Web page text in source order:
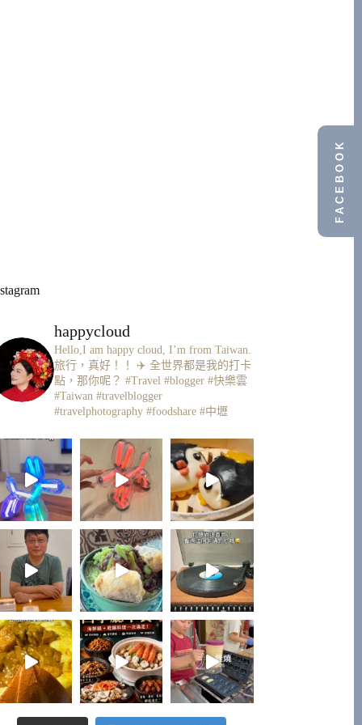
happycloud
Hello,I am happy cloud, I’m from Taiwan.
旅行，真好！！ ✈️ 全世界都是我的打卡
點，那你呢？ #Travel #blogger #快樂雲
#Taiwan #travelblogger
#travelphotography #foodshare #中壢
FACEBOOK